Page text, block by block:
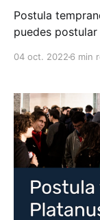
Postula
puedes
seleccionado
daremos los
04 oct. 2022 6 min